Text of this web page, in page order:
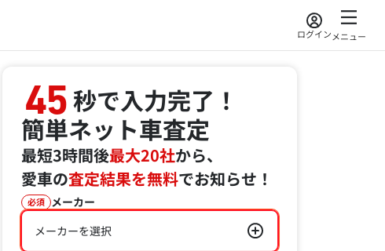
ログインメニュー
45秒で入力完了！
簡単ネット車査定
最短3時間後最大20社から、
愛車の査定結果を無料でお知らせ！
必須 メーカー
メーカーを選択